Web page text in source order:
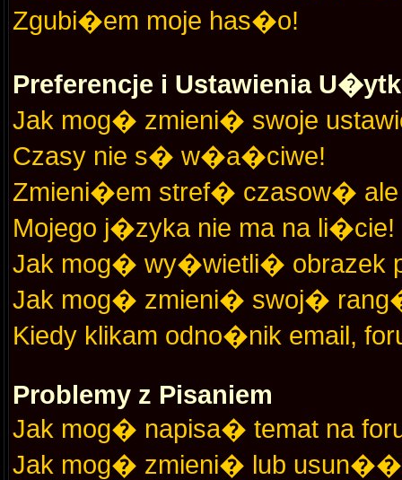
Zgubi�em moje has�o!
Preferencje i Ustawienia
Jak mog� zmieni� swoje
Czasy nie s� w�a�ciwe!
Zmieni�em stref� czasow�
Mojego j�zyka nie ma na li�cie!
Jak mog� wy�wietli� obrazek
Jak mog� zmieni� swoj�
Kiedy klikam odno�nik email,
Problemy z Pisaniem
Jak mog� napisa� temat na
Jak mog� zmieni� lub usun��